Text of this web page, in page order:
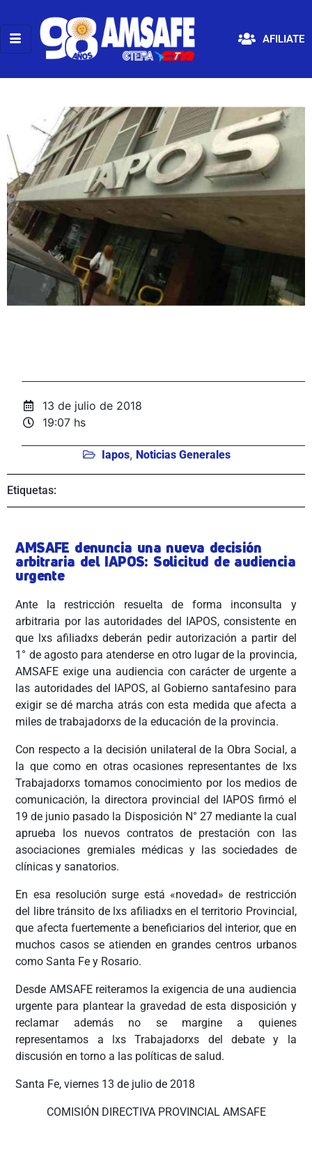
AFILIATE
13 de julio de 2018
19:07 hs
Iapos, Noticias Generales
Etiquetas:
AMSAFE denuncia una nueva decisión
arbitraria del IAPOS: Solicitud de audiencia
urgente
Ante la restricción resuelta de forma inconsulta y
arbitraria por las autoridades del IAPOS, consistente en
que lxs afiliadxs deberán pedir autorización a partir del
1° de agosto para atenderse en otro lugar de la provincia,
AMSAFE exige una audiencia con carácter de urgente a
las autoridades del IAPOS, al Gobierno santafesino para
exigir se dé marcha atrás con esta medida que afecta a
miles de trabajadorxs de la educación de la provincia.
Con respecto a la decisión unilateral de la Obra Social, a
la que como en otras ocasiones representantes de lxs
Trabajadorxs tomamos conocimiento por los medios de
comunicación, la directora provincial del IAPOS firmó el
19 de junio pasado la Disposición N° 27 mediante la cual
aprueba los nuevos contratos de prestación con las
asociaciones gremiales médicas y las sociedades de
clínicas y sanatorios.
En esa resolución surge está «novedad» de restricción
del libre tránsito de lxs afiliadxs en el territorio Provincial,
que afecta fuertemente a beneficiarios del interior, que en
muchos casos se atienden en grandes centros urbanos
como Santa Fe y Rosario.
Desde AMSAFE reiteramos la exigencia de una audiencia
urgente para plantear la gravedad de esta disposición y
reclamar además no se margine a quienes
representamos a lxs Trabajadorxs del debate y la
discusión en torno a las políticas de salud.
Santa Fe, viernes 13 de julio de 2018
COMISIÓN DIRECTIVA PROVINCIAL AMSAFE